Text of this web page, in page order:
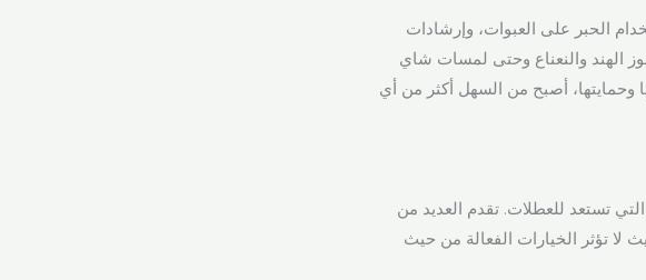
الحبر على العبوات، وإرشادات
الهند والنعناع وحتى لمسات شاي
وحمايتها، أصبح من السهل أكثر من أي
التي تستعد للعطلات. تقدم العديد من
لا تؤثر الخيارات الفعالة من حيث